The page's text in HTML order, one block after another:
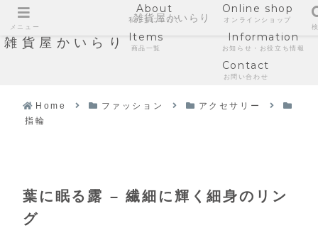
雑貨屋かいらり
About
私たちについて
Online shop
オンラインショップ
Items
商品一覧
Information
お知らせ・お役立ち情報
Contact
お問い合わせ
Home ファッション
アクセサリー
指輪
葉に眠る露 – 繊細に輝く細身のリン
グ
メニュー
雑貨屋かいらり